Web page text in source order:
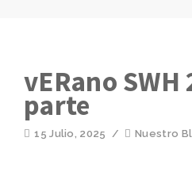
vERano SWH
parte
15 Julio, 2025 / Nuestro